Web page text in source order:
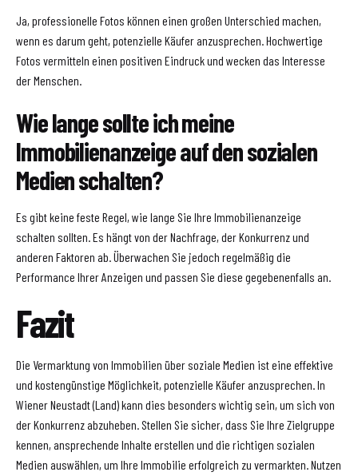
Ja, professionelle Fotos können einen großen Unterschied machen,
wenn es darum geht, potenzielle Käufer anzusprechen. Hochwertige
Fotos vermitteln einen positiven Eindruck und wecken das Interesse
der Menschen.
Wie lange sollte ich meine
Immobilienanzeige auf den sozialen
Medien schalten?
Es gibt keine feste Regel, wie lange Sie Ihre Immobilienanzeige
schalten sollten. Es hängt von der Nachfrage, der Konkurrenz und
anderen Faktoren ab. Überwachen Sie jedoch regelmäßig die
Performance Ihrer Anzeigen und passen Sie diese gegebenenfalls an.
Fazit
Die Vermarktung von Immobilien über soziale Medien ist eine effektive
und kostengünstige Möglichkeit, potenzielle Käufer anzusprechen. In
Wiener Neustadt (Land) kann dies besonders wichtig sein, um sich von
der Konkurrenz abzuheben. Stellen Sie sicher, dass Sie Ihre Zielgruppe
kennen, ansprechende Inhalte erstellen und die richtigen sozialen
Medien auswählen, um Ihre Immobilie erfolgreich zu vermarkten. Nutzen